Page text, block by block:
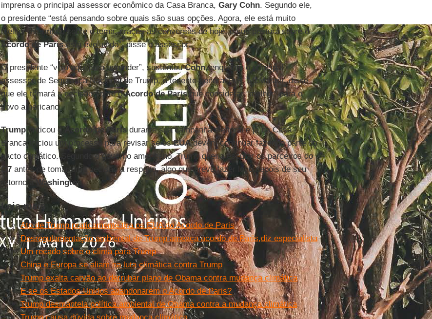
imprensa o principal assessor econômico da Casa Branca, Gary Cohn. Segundo ele,
o presidente “está pensando sobre quais são suas opções. Agora, ele está muito
melhor informado sobre o tema, graças às conversas de hoje, e sua postura sobre o
Acordo de Parisestá evoluindo”, disse o assessor.
O presidente “veio aqui para aprender”, sustentouCohn, enquanto o principal
assessor de Segurança Nacional de Trump, o tenente-general H.R. McMaster, disse
que ele tomará a decisão sobre oAcordo de Parisque considerar “melhor” para o
povo americano.
Trumpcriticou o Acordo de Parisdurante sua campanha eleitoral e já na Casa
Branca iniciou um processo para revisar se osEUAdevem continuar fazendo parte do
pacto climático. Segundo o governo americano, Trump queria escutar os parceiros do
G7antes de tomar uma decisão a respeito, algo que prevê fazer logo depois de seu
retorno aWashington.
Leia mais
Ato de Trump praticamente tira os EUA do Acordo de Paris
Desregulamentação ambiental de Trump ameaça acordo de Paris,diz especialista
Um recado sobre o clima para Trump
China e Europa se aliam na luta climática contra Trump
Trump exalta carvão ao derrubar plano de Obama contra mudança climática
E se os Estados Unidos abandonarem o Acordo de Paris?
Trump desmantela política ambiental de Obama contra a mudança climática